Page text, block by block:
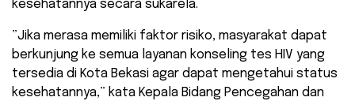
kesehatannya secara sukarela.
​”Jika merasa memiliki faktor risiko, masyarakat dapat
berkunjung ke semua layanan konseling tes HIV yang
tersedia di Kota Bekasi agar dapat mengetahui status
kesehatannya,” kata Kepala Bidang Pencegahan dan